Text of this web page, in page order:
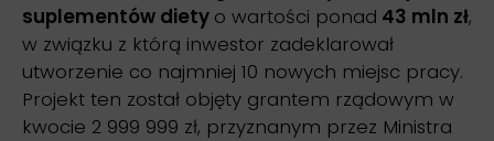
suplementów diety o wartości ponad 43 mln zł,
w związku z którą inwestor zadeklarował
utworzenie co najmniej 10 nowych miejsc pracy.
Projekt ten został objęty grantem rządowym w
kwocie 2 999 999 zł, przyznanym przez Ministra